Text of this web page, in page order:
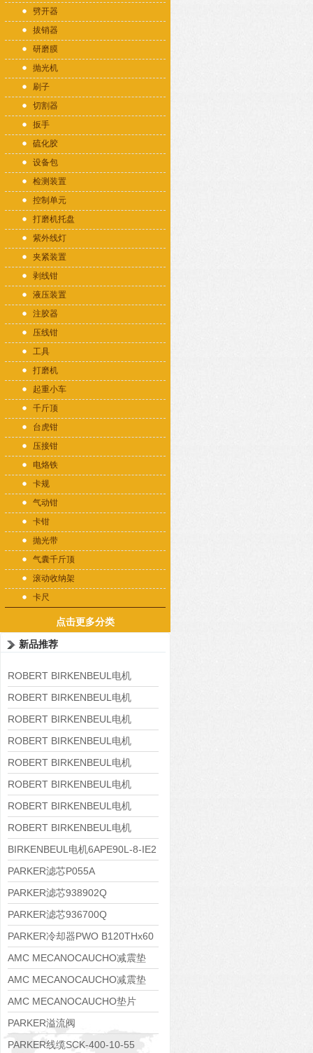
劈开器
拔销器
研磨膜
抛光机
刷子
切割器
扳手
硫化胶
设备包
检测装置
控制单元
打磨机托盘
紫外线灯
夹紧装置
剥线钳
液压装置
注胶器
压线钳
工具
打磨机
起重小车
千斤顶
台虎钳
压接钳
电烙铁
卡规
气动钳
卡钳
抛光带
气囊千斤顶
滚动收纳架
卡尺
点击更多分类
新品推荐
ROBERT BIRKENBEUL电机
8APE225M-4-IE3
ROBERT BIRKENBEUL电机
8APE180L-4 IE3
ROBERT BIRKENBEUL电机
8APE160M-6 IE3
ROBERT BIRKENBEUL电机
8APE160L-4-IE3
ROBERT BIRKENBEUL电机
8APE112M-6K-IE3
ROBERT BIRKENBEUL电机
8APE100L-2 IE3
ROBERT BIRKENBEUL电机
8APE90S-4 IE3
ROBERT BIRKENBEUL电机
8APE80M-2K-IE3
BIRKENBEUL电机6APE90L-8-IE2
PARKER滤芯P055A
PARKER滤芯938902Q
PARKER滤芯936700Q
PARKER冷却器PWO B120THx60
AMC MECANOCAUCHO减震垫
138552
AMC MECANOCAUCHO减震垫
138551
AMC MECANOCAUCHO垫片
608074
PARKER溢流阀
RE06M35W2N1KWXG087
PARKER线缆SCK-400-10-55